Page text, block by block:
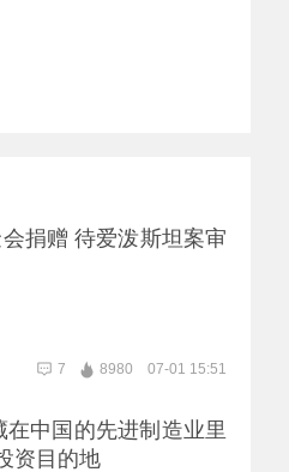
捐赠 待爱泼斯坦案审
7 8980 07-01 15:51
在中国的先进制造业里
资目的地